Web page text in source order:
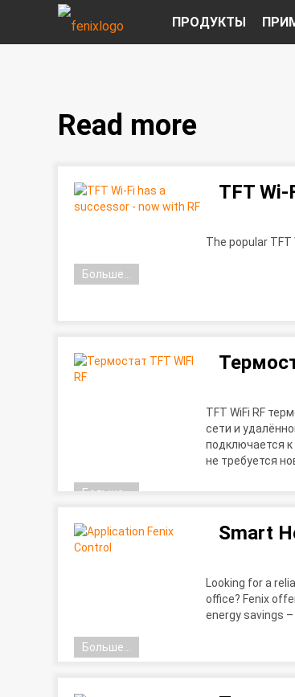
ПРОДУКТЫ
Read more
TFT Wi-
The popular
Больше...
TFT WiFi RF
сети и
подключается к
не требуется
Больше...
Smart
Looking for a
office? Fenix
energy savings
Больше...